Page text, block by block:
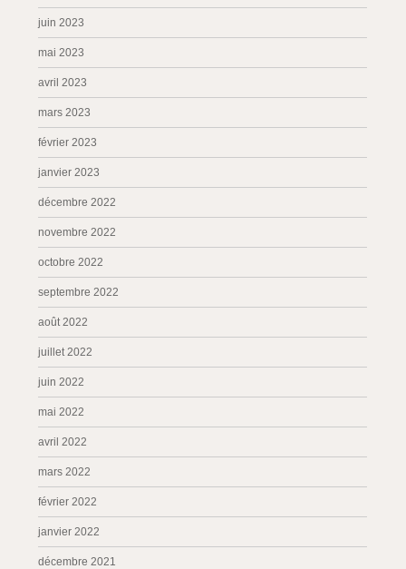
juin 2023
mai 2023
avril 2023
mars 2023
février 2023
janvier 2023
décembre 2022
novembre 2022
octobre 2022
septembre 2022
août 2022
juillet 2022
juin 2022
mai 2022
avril 2022
mars 2022
février 2022
janvier 2022
décembre 2021